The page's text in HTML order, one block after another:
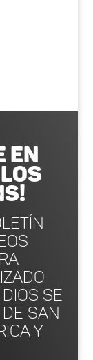
en
se
San
y